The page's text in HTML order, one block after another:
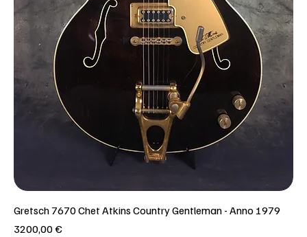
Gretsch 7670 Chet Atkins Country Gentleman - Anno 1979
Prezzo
3200,00 €